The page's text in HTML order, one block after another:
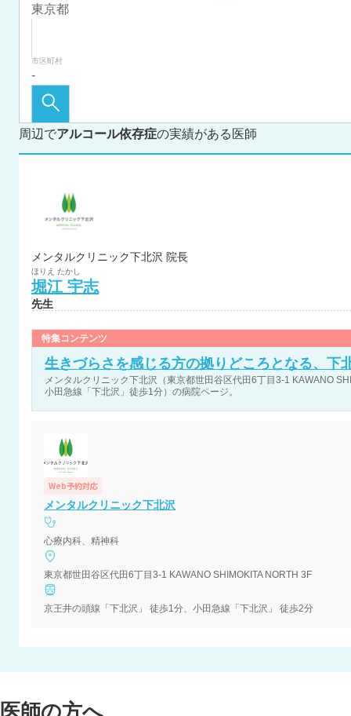
市区町村
周辺でアルコール依存症の実績がある医師
メンタルクリニック下北沢 院長
ほりえ たかし
堀江 宇志
先生
特集コンテンツ
生きづらさを感じる方の拠りどころとなる、下
メンタルクリニック下北沢（東京都世田谷区代田6丁目3-1 KAWANO
小田急線「下北沢」徒歩1分）の病院ページ。
Web予約対応
メンタルクリニック下北沢
心療内科、精神科
東京都世田谷区代田6丁目3-1 KAWANO SHIMOKITA NORTH 3F
京王井の頭線「下北沢」 徒歩1分、小田急線「下北沢」 徒歩2分